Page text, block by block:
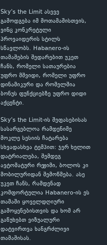
Sky's the Limit ასევე
გამოდგება იმ მოთამაშისთვის,
ვინც კონკრეტული
პროვაიდერის სტილს
სწავლობს. Habanero-ის
თამაშების შედარებით უკეთ
ჩანს, რომელი სათაურებია
უფრო მშვიდი, რომელი უფრო
დინამიკური და რომელშია
ბონუს ფუნქციებზე უფრო დიდი
აქცენტი.
Sky's the Limit-ის შეფასებისას
სასარგებლოა რამდენიმე
მოკლე სესიის ჩატარება
სხვადასხვა ტემპით: ჯერ ხელით
დატრიალება, შემდეგ
ავტომატური რეჟიმი, ბოლოს კი
მობილურიდან შემოწმება. ასე
უკეთ ჩანს, რამდენად
კომფორტულია Habanero-ის ეს
თამაში ყოველდღიური
გამოყენებისთვის და ხომ არ
გაწუხებთ ვიზუალური
დატვირთვა ხანგრძლივი
თამაშისას.